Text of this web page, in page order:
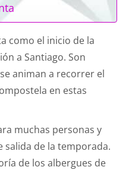
como el inicio de la
a Santiago. Son
animan a recorrer el
en estas
muchas personas y
salida de la temporada.
de los albergues de